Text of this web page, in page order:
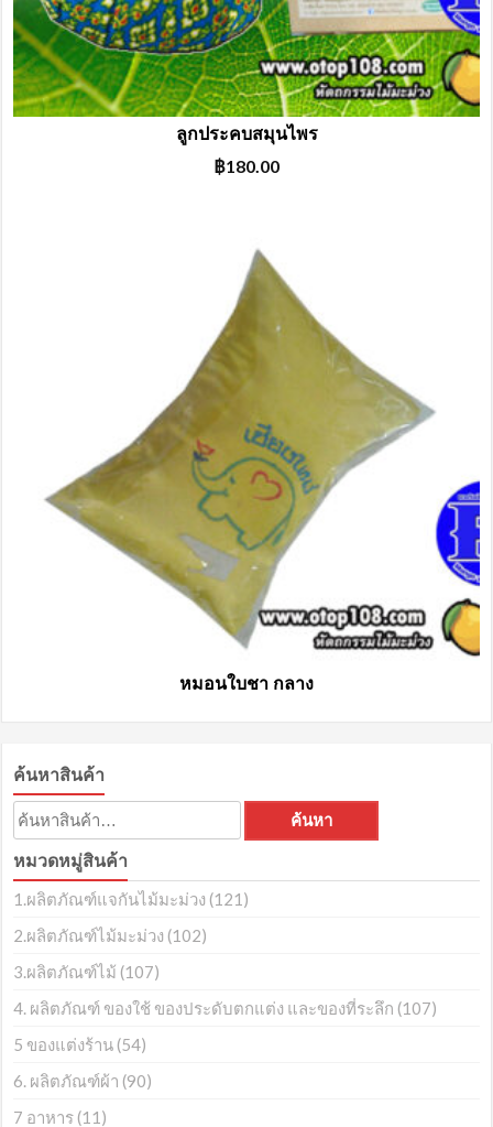
ลูกประคบสมุนไพร
฿180.00
หมอนใบชา กลาง
ค้นหาสินค้า
ค้นหา: ค้นหา
หมวดหมู่สินค้า
1.ผลิตภัณฑ์แจกันไม้มะม่วง (121)
2.ผลิตภัณฑ์ไม้มะม่วง (102)
3.ผลิตภัณฑ์ไม้ (107)
4. ผลิตภัณฑ์ ของใช้ ของประดับตกแต่ง และของที่ระลึก (107)
5 ของแต่งร้าน (54)
6. ผลิตภัณฑ์ผ้า (90)
7 อาหาร (11)